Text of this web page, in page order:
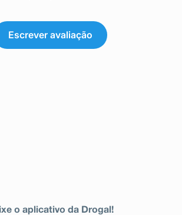
Escrever avaliação
o aplicativo da Drogal!